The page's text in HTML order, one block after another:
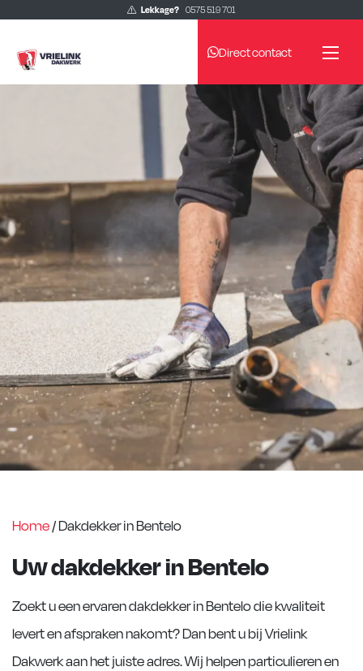
Lekkage? 0575 519 701
Direct contact
Home/Dakdekker in Bentelo
Uw dakdekker in Bentelo
Zoekt u een ervaren dakdekker in Bentelo die kwaliteit
levert en afspraken nakomt? Dan bent u bij Vrielink
Dakwerk aan het juiste adres. Wij helpen particulieren en